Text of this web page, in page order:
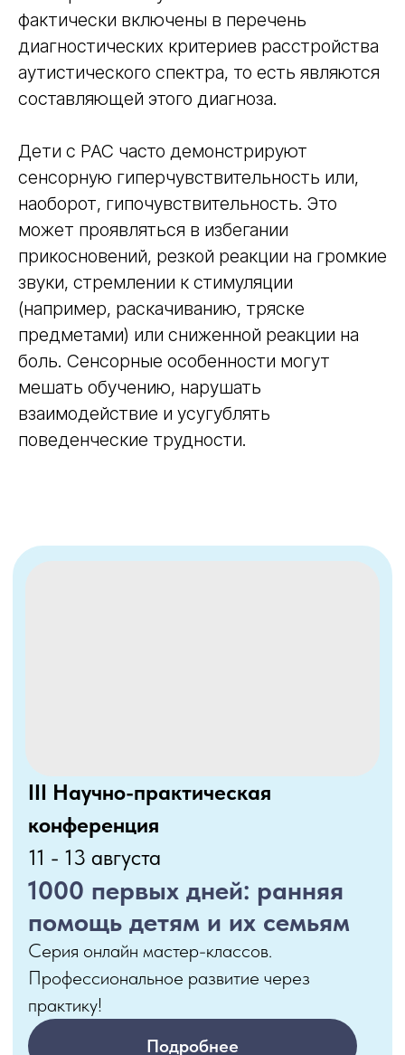
фактически включены в перечень
диагностических критериев расстройства
аутистического спектра, то есть являются
составляющей этого диагноза.
Дети с РАС часто демонстрируют
сенсорную гиперчувствительность или,
наоборот, гипочувствительность. Это
может проявляться в избегании
прикосновений, резкой реакции на громкие
звуки, стремлении к стимуляции
(например, раскачиванию, тряске
предметами) или сниженной реакции на
боль. Сенсорные особенности могут
мешать обучению, нарушать
взаимодействие и усугублять
поведенческие трудности.
практика применения в
работе с детьми и
родителями
Внедри в свою практику пошаговый
алгоритм работы с детьми с РАС и их
Подробнее